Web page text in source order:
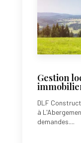
Gestion
DLF
à
demandes....